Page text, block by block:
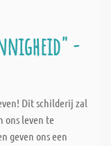
-
Dit schilderij zal
ons leven te
geven ons een